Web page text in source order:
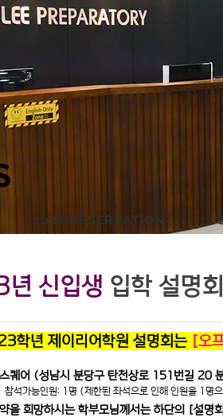
2026 RESERVATION
신입생 입학 설명
학년 제이리어학원 설명회는 [오
퀘어 (성남시 분당구 탄천상로 151번길 20
참석가능인원: 1명 (제한된 좌석으로 인해 인원을 1명
을 희망하시는 학부모님께서는 하단의 [설명